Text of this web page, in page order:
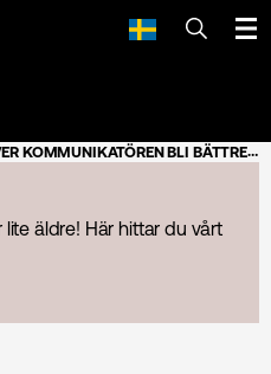
SÖK
BLI BÄTTRE PÅ ATT FÖRSTÅ AFFÄREN
lite äldre! Här hittar du vårt